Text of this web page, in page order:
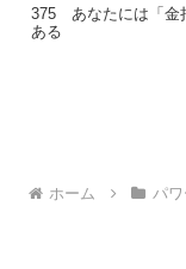
375 あなたには「金
ある
ホーム パ